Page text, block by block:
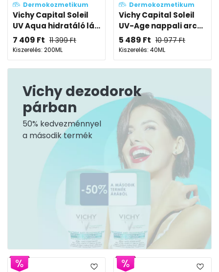
Dermokozmetikum
Vichy Capital Soleil
UV Aqua hidratáló lá...
7 409 Ft 11 399Ft
Kiszerelés: 200ML
Dermokozmetikum
Vichy Capital Soleil
UV-Age nappali arc...
5 489 Ft 10 977Ft
Kiszerelés: 40ML
Vichy dezodorok
párban
50% kedvezménnyel
a második termék